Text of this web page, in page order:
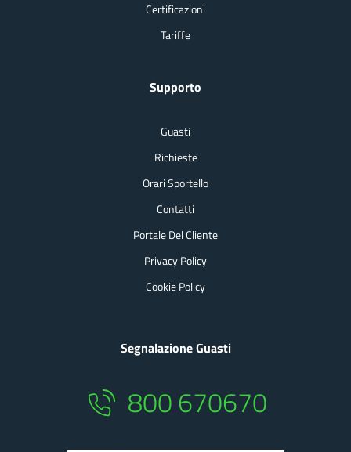
Certificazioni
Tariffe
Supporto
Guasti
Richieste
Orari Sportello
Contatti
Portale Del Cliente
Privacy Policy
Cookie Policy
Segnalazione Guasti
800 670670